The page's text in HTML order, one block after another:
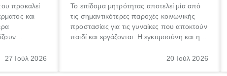
προκαλεί
και
είναι»,
27 Ιούλ 2026
Το επίδομα μητρότητας αποτελεί μία από
τις σημαντικότερες παροχές κοινωνικής
προστασίας για τις γυναίκες που αποκτούν
παιδί και εργάζονται. Η εγκυμοσύνη και η
σημαντική περίοδος στη ζωή κάθε20 Ιούλ 2026